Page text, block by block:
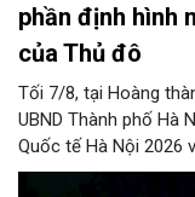
phần định hình
của Thủ đô
Tối 7/8, tại Hoàng
UBND Thành phố Hà
Quốc tế Hà Nội 2026
hoa võ Việt". Lần